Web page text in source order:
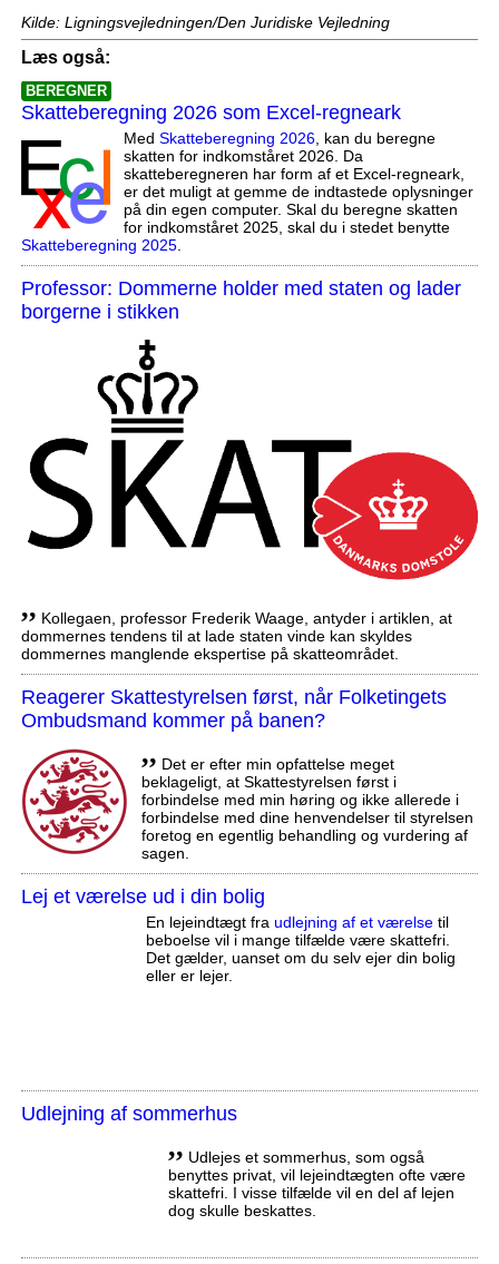
Kilde: Ligningsvejledningen/Den Juridiske Vejledning
Læs også:
BEREGNER
Skatteberegning 2026 som Excel-regneark
Med Skatteberegning 2026, kan du beregne
skatten for indkomståret 2026. Da
skatteberegneren har form af et Excel-regneark,
er det muligt at gemme de indtastede oplysninger
på din egen computer. Skal du beregne skatten
for indkomståret 2025, skal du i stedet benytte
Skatteberegning 2025.
Professor: Dommerne holder med staten og lader
borgerne i stikken
,, Kollegaen, professor Frederik Waage, antyder i artiklen, at
dommernes tendens til at lade staten vinde kan skyldes
dommernes manglende ekspertise på skatteområdet.
Reagerer Skattestyrelsen først, når Folketingets
Ombudsmand kommer på banen?
,, Det er efter min opfattelse meget
beklageligt, at Skattestyrelsen først i
forbindelse med min høring og ikke allerede i
forbindelse med dine henvendelser til styrelsen
foretog en egentlig behandling og vurdering af
sagen.
Lej et værelse ud i din bolig
En lejeindtægt fra udlejning af et værelsetil
beboelse vil i mange tilfælde være skattefri.
Det gælder, uanset om du selv ejer din bolig
eller er lejer.
Udlejning af sommerhus
,, Udlejes et sommerhus, som også
benyttes privat, vil lejeindtægten ofte være
skattefri. I visse tilfælde vil en del af lejen
dog skulle beskattes.